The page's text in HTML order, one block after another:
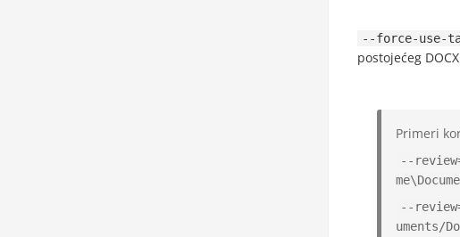
--force-use-
postojećeg
Primeri
--
--
uments/